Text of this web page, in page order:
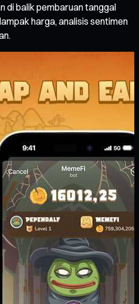
di balik pembaruan tanggal
harga, analisis sentimen